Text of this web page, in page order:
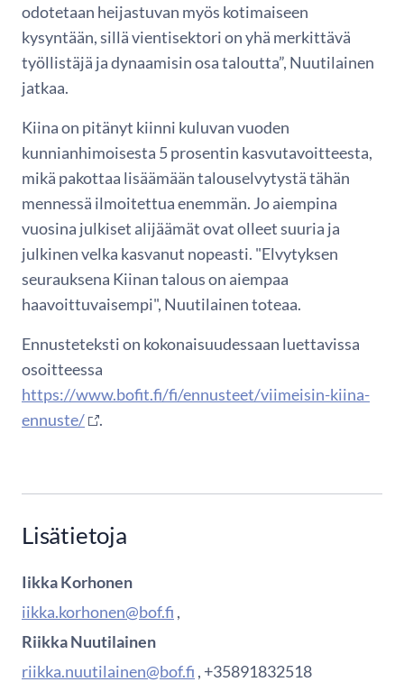
odotetaan heijastuvan myös kotimaiseen
kysyntään, sillä vientisektori on yhä merkittävä
työllistäjä ja dynaamisin osa taloutta”, Nuutilainen
jatkaa.
Kiina on pitänyt kiinni kuluvan vuoden
kunnianhimoisesta 5 prosentin kasvutavoitteesta,
mikä pakottaa lisäämään talouselvytystä tähän
mennessä ilmoitettua enemmän. Jo aiempina
vuosina julkiset alijäämät ovat olleet suuria ja
julkinen velka kasvanut nopeasti. "Elvytyksen
seurauksena Kiinan talous on aiempaa
haavoittuvaisempi", Nuutilainen toteaa.
Ennusteteksti on kokonaisuudessaan luettavissa
osoitteessa
https://www.bofit.fi/fi/ennusteet/viimeisin-kiina-
ennuste/
.
Lisätietoja
Iikka Korhonen
iikka.korhonen@bof.fi ,
Riikka Nuutilainen
riikka.nuutilainen@bof.fi , +35891832518